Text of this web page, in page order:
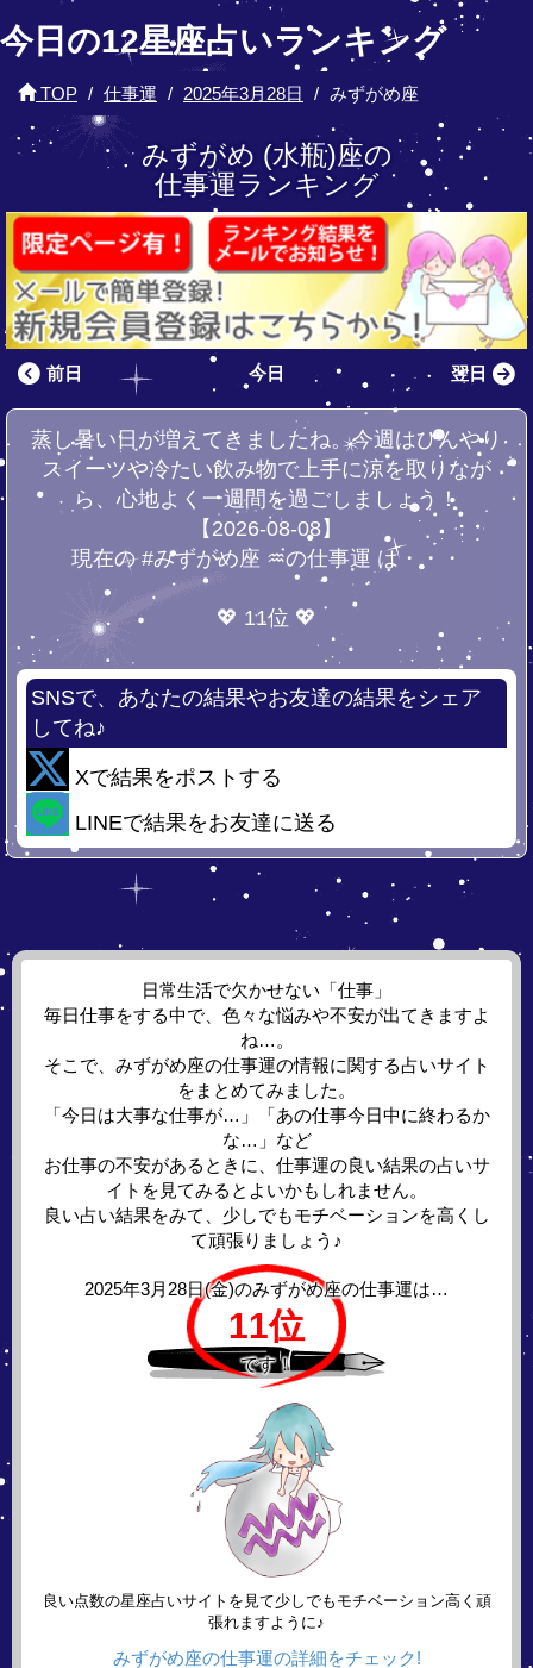
今日の12星座占いランキング
TOP 仕事運 2025年3月28日 みずがめ座
みずがめ (水瓶)座の
仕事運ランキング
前日 今日 翌日
蒸し暑い日が増えてきましたね。今週はひんやり
スイーツや冷たい飲み物で上手に涼を取りなが
ら、心地よく一週間を過ごしましょう！
【2026-08-08】
現在の #みずがめ座 ♒の仕事運 は・・・
💖 11位 💖
SNSで、あなたの結果やお友達の結果をシェア
してね♪
Xで結果をポストする
LINEで結果をお友達に送る
日常生活で欠かせない「仕事」
毎日仕事をする中で、色々な悩みや不安が出てきますよ
ね…。
そこで、みずがめ座の仕事運の情報に関する占いサイト
をまとめてみました。
「今日は大事な仕事が…」「あの仕事今日中に終わるか
な…」など
お仕事の不安があるときに、仕事運の良い結果の占いサ
イトを見てみるとよいかもしれません。
良い占い結果をみて、少しでもモチベーションを高くし
て頑張りましょう♪
2025年3月28日(金)のみずがめ座の仕事運は…
11位
です！
良い点数の星座占いサイトを見て少しでもモチベーション高く頑
張れますように♪
みずがめ座の仕事運の詳細をチェック!